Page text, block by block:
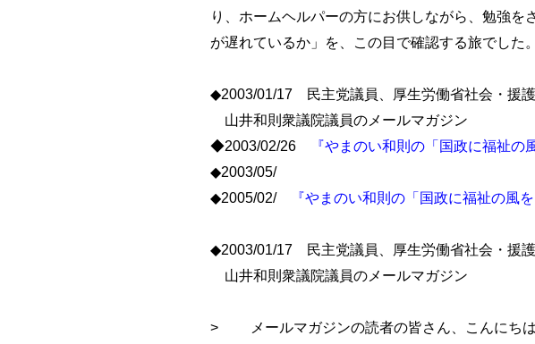
り、ホームヘルパーの方にお供しながら、勉強
が遅れているか」を、この目で確認する旅でした
◆2003/01/17 民主党議員、厚生労働省社会・援
山井和則衆議院議員のメールマガジン
◆2003/02/26
『やまのい和則の「国政に福祉の
◆2003/05/
◆2005/02/
『やまのい和則の「国政に福祉の風
◆2003/01/17 民主党議員、厚生労働省社会・援
山井和則衆議院議員のメールマガジン
> メールマガジンの読者の皆さん、こんにちは